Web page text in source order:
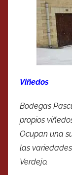
Viñedos
Bodegas
propios
Ocupan una
las
Verdejo.